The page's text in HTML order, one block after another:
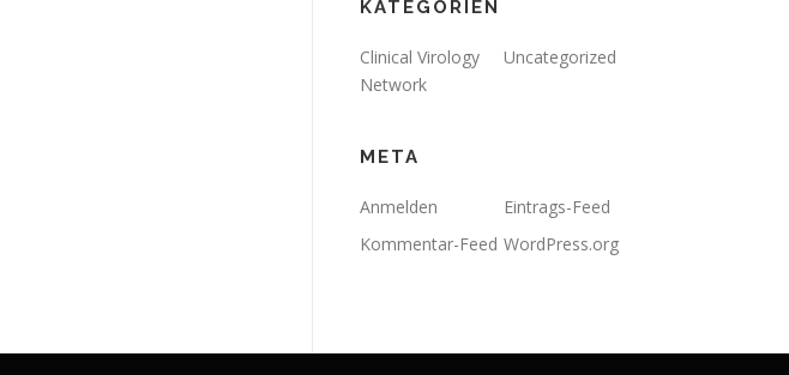
KATEGORIEN
Clinical Virology
Network
Uncategorized
META
Anmelden
Eintrags-Feed
Kommentar-Feed WordPress.org